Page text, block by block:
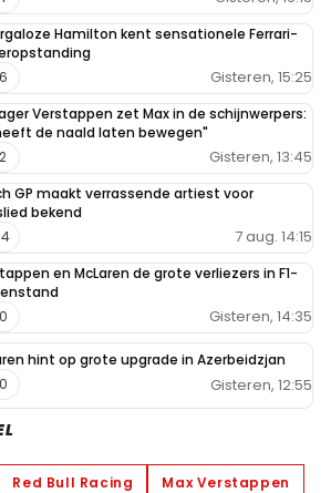
Hamilton kent sensationele Ferrari-
Gisteren, 15:25
6
Verstappen zet Max in de schijnwerpers:
de naald laten bewegen"
Gisteren, 13:45
2
GP maakt verrassende artiest voor
bekend
7 aug. 14:15
en McLaren de grote verliezers in F1-
Gisteren, 14:35
0
hint op grote upgrade in Azerbeidzjan
Gisteren, 12:55
0
Red Bull Racing
Max Verstappen